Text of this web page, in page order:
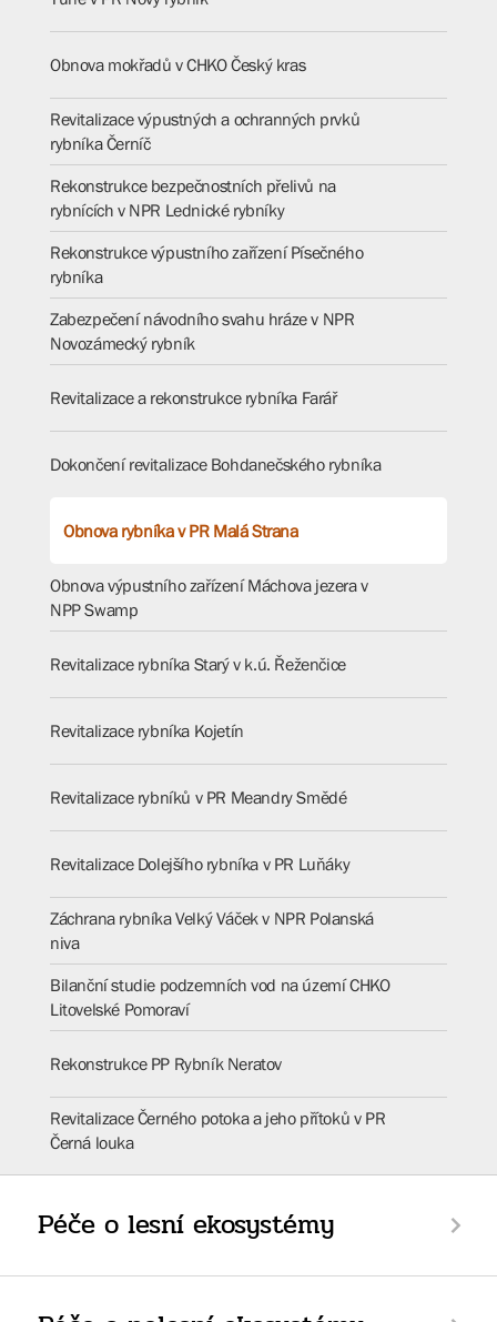
Obnova mokřadů v CHKO Český kras
Revitalizace výpustných a ochranných prvků
rybníka Černíč
Rekonstrukce bezpečnostních přelivů na
rybnících v NPR Lednické rybníky
Rekonstrukce výpustního zařízení Písečného
rybníka
Zabezpečení návodního svahu hráze v NPR
Novozámecký rybník
Revitalizace a rekonstrukce rybníka Farář
Dokončení revitalizace Bohdanečského rybníka
Obnova rybníka v PR Malá Strana
Obnova výpustního zařízení Máchova jezera v
NPP Swamp
Revitalizace rybníka Starý v k.ú. Řeženčice
Revitalizace rybníka Kojetín
Revitalizace rybníků v PR Meandry Smědé
Revitalizace Dolejšího rybníka v PR Luňáky
Záchrana rybníka Velký Váček v NPR Polanská
niva
Bilanční studie podzemních vod na území CHKO
Litovelské Pomoraví
Rekonstrukce PP Rybník Neratov
Revitalizace Černého potoka a jeho přítoků v PR
Černá louka
Péče o lesní ekosystémy